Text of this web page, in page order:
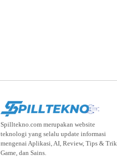
Spilltekno.com merupakan website
teknologi yang selalu update informasi
mengenai Aplikasi, AI, Review, Tips & Trik,
Game, dan Sains.